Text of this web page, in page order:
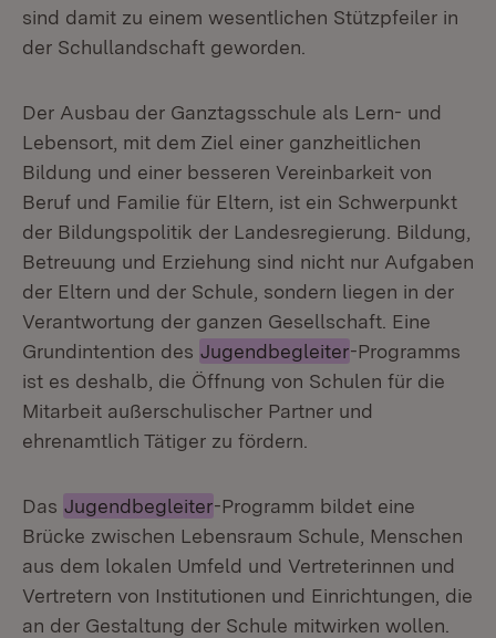
sind damit zu einem wesentlichen Stützpfeiler in
der Schullandschaft geworden.
Der Ausbau der Ganztagsschule als Lern- und
Lebensort, mit dem Ziel einer ganzheitlichen
Bildung und einer besseren Vereinbarkeit von
Beruf und Familie für Eltern, ist ein Schwerpunkt
der Bildungspolitik der Landesregierung. Bildung,
Betreuung und Erziehung sind nicht nur Aufgaben
der Eltern und der Schule, sondern liegen in der
Verantwortung der ganzen Gesellschaft. Eine
Grundintention des Jugendbegleiter-Programms
ist es deshalb, die Öffnung von Schulen für die
Mitarbeit außerschulischer Partner und
ehrenamtlich Tätiger zu fördern.
Das Jugendbegleiter-Programm bildet eine
Brücke zwischen Lebensraum Schule, Menschen
aus dem lokalen Umfeld und Vertreterinnen und
Vertretern von Institutionen und Einrichtungen, die
an der Gestaltung der Schule mitwirken wollen.